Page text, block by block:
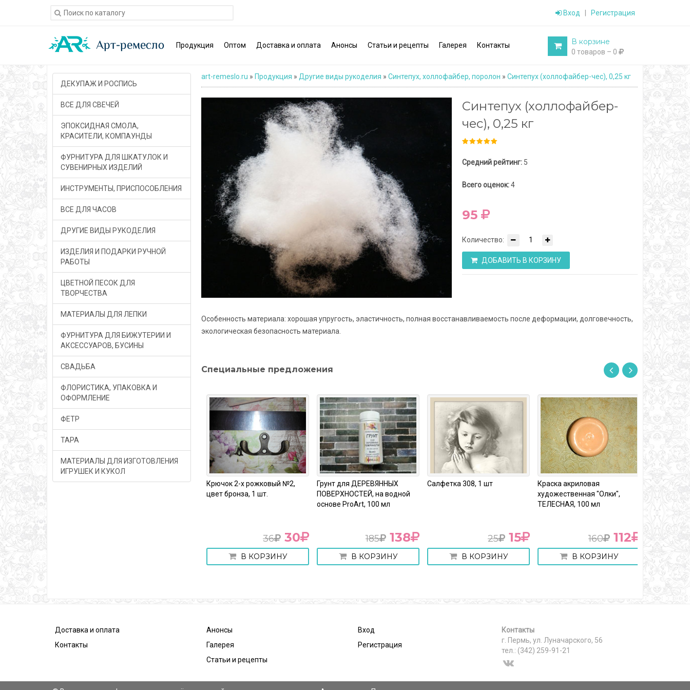
Вход Регистрация
Продукция Оптом Доставка и оплата Анонсы Статьи и рецепты Галерея Контакты В корзине
0 товаров – 0
ДЕКУПАЖ И РОСПИСЬ
ВСЕ ДЛЯ СВЕЧЕЙ
ЭПОКСИДНАЯ СМОЛА,
КРАСИТЕЛИ, КОМПАУНДЫ
ФУРНИТУРА ДЛЯ ШКАТУЛОК И
СУВЕНИРНЫХ ИЗДЕЛИЙ
ИНСТРУМЕНТЫ, ПРИСПОСОБЛЕНИЯ
ВСЕ ДЛЯ ЧАСОВ
ДРУГИЕ ВИДЫ РУКОДЕЛИЯ
ИЗДЕЛИЯ И ПОДАРКИ РУЧНОЙ
РАБОТЫ
ЦВЕТНОЙ ПЕСОК ДЛЯ
ТВОРЧЕСТВА
МАТЕРИАЛЫ ДЛЯ ЛЕПКИ
ФУРНИТУРА ДЛЯ БИЖУТЕРИИ И
АКСЕССУАРОВ, БУСИНЫ
СВАДЬБА
ФЛОРИСТИКА, УПАКОВКА И
ОФОРМЛЕНИЕ
ФЕТР
ТАРА
МАТЕРИАЛЫ ДЛЯ ИЗГОТОВЛЕНИЯ
ИГРУШЕК И КУКОЛ
art-remeslo.ru » Продукция » Другие виды рукоделия » Синтепух, холлофайбер, поролон » Cинтепух (холлофайбер-чес), 0,25 кг
Cинтепух (холлофайбер-
чес), 0,25 кг
Средний рейтинг:5
Всего оценок:4
95
Количество:
ДОБАВИТЬ В КОРЗИНУ
Особенность материала: хорошая упругость, эластичность, полная восстанавливаемость после деформации, долговечность,
экологическая безопасность материала.
Специальные предложения
Крючок 2-х рожковый №2,
цвет бронза, 1 шт.
36 30
В КОРЗИНУ
Грунт для ДЕРЕВЯННЫХ
ПОВЕРХНОСТЕЙ, на водной
основе ProArt, 100 мл
185 138
В КОРЗИНУ
Салфетка 308, 1 шт
25 15
В КОРЗИНУ
Краска акриловая
художественная "Олки",
ТЕЛЕСНАЯ, 100 мл
160 112
В КОРЗИНУ
Декупажная
"Крольчата"
м2, формат
В
Доставка и оплата
Контакты
Анонсы
Галерея
Статьи и рецепты
Вход
Регистрация
Контакты
г. Пермь, ул. Луначарского, 56
тел.: (342) 259-91-21